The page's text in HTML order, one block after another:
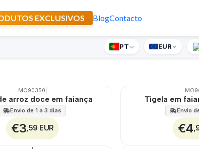
EXCLUSIVOS BlogContacto
Recebe presente supresa para encomendas superiores a
PT EUR
MO90350
arroz doce em faiança
Envio de 1 a 3 dias
€3 ,59 EUR
Tigela em
Envio
€4